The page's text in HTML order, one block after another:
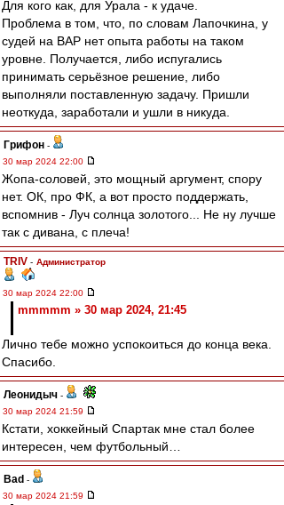
Для кого как, для Урала - к удаче.
Проблема в том, что, по словам Лапочкина, у
судей на ВАР нет опыта работы на таком
уровне. Получается, либо испугались
принимать серьёзное решение, либо
выполняли поставленную задачу. Пришли
неоткуда, заработали и ушли в никуда.
Грифон -
30 мар 2024 22:00
Жопа-соловей, это мощный аргумент, спору
нет. ОК, про ФК, а вот просто поддержать,
вспомнив - Луч солнца золотого... Не ну лучше
так с дивана, с плеча!
TRIV - Администратор
30 мар 2024 22:00
mmmmm » 30 мар 2024, 21:45
Лично тебе можно успокоиться до конца века.
Спасибо.
Леонидыч -
30 мар 2024 21:59
Кстати, хоккейный Спартак мне стал более
интересен, чем футбольный…
Bad -
30 мар 2024 21:59